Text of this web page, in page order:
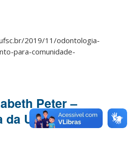
2019/11/odontologia-
para-comunidade-
Peter –
Universidade